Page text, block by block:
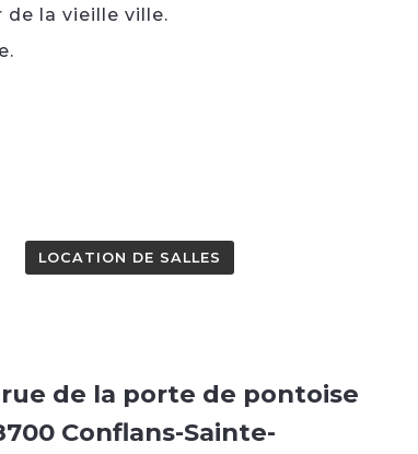
la vieille ville.
LOCATION DE SALLES
rue de la porte de pontoise
Conflans-Sainte-